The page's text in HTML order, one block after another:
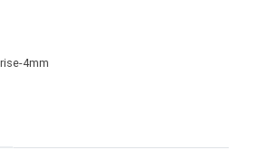
4mm